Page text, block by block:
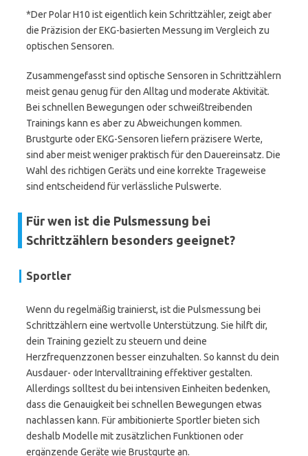
*Der Polar H10 ist eigentlich kein Schrittzähler, zeigt aber
die Präzision der EKG-basierten Messung im Vergleich zu
optischen Sensoren.
Zusammengefasst sind optische Sensoren in Schrittzählern
meist genau genug für den Alltag und moderate Aktivität.
Bei schnellen Bewegungen oder schweißtreibenden
Trainings kann es aber zu Abweichungen kommen.
Brustgurte oder EKG-Sensoren liefern präzisere Werte,
sind aber meist weniger praktisch für den Dauereinsatz. Die
Wahl des richtigen Geräts und eine korrekte Trageweise
sind entscheidend für verlässliche Pulswerte.
Für wen ist die Pulsmessung bei
Schrittzählern besonders geeignet?
Sportler
Wenn du regelmäßig trainierst, ist die Pulsmessung bei
Schrittzählern eine wertvolle Unterstützung. Sie hilft dir,
dein Training gezielt zu steuern und deine
Herzfrequenzzonen besser einzuhalten. So kannst du dein
Ausdauer- oder Intervalltraining effektiver gestalten.
Allerdings solltest du bei intensiven Einheiten bedenken,
dass die Genauigkeit bei schnellen Bewegungen etwas
nachlassen kann. Für ambitionierte Sportler bieten sich
deshalb Modelle mit zusätzlichen Funktionen oder
ergänzende Geräte wie Brustgurte an.